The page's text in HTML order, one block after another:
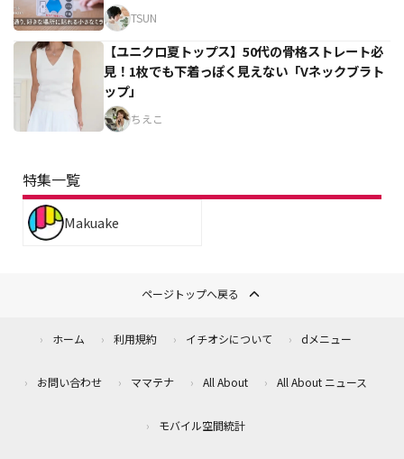
TSUN
【ユニクロ夏トップス】50代の骨格ストレート必
見！1枚でも下着っぽく見えない「Vネックブラト
ップ」
ちえこ
特集一覧
Makuake
ページトップへ戻る
ホーム 利用規約 イチオシについて dメニュー
お問い合わせ ママテナ All About All About ニュース
モバイル空間統計